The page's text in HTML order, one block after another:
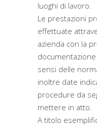
luoghi di lavoro.
Le prestazioni
effettuate
azienda con la
sensi delle
inoltre date
procedure da
mettere in atto.
A titolo